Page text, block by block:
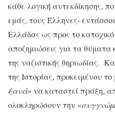
κάθε λογική αντεκδίκησης,
εμάς, τους Έλληνες-
Ελλάδας ως προς το κατοχικό
αποζημιώσεις για τα θύματα
της ναζιστικής θηριωδίας.
της Ιστορίας, προκειμένου
ξανά» να καταστεί πράξη,
ολοκληρώσουν την «